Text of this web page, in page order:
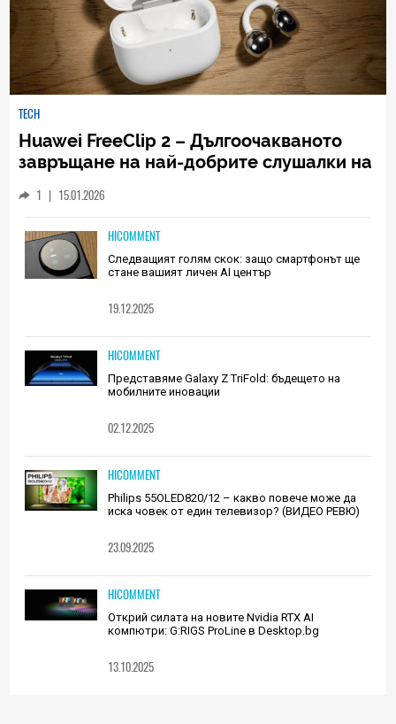
TECH
Huawei FreeClip 2 – Дългоочакваното
завръщане на най-добрите слушалки на
1 | 15.01.2026
HICOMMENT
Следващият голям скок: защо смартфонът ще
стане вашият личен AI център
19.12.2025
HICOMMENT
Представяме Galaxy Z TriFold: бъдещето на
мобилните иновации
02.12.2025
HICOMMENT
Philips 55OLED820/12 – какво повече може да
иска човек от един телевизор? (ВИДЕО РЕВЮ)
23.09.2025
HICOMMENT
Открий силата на новите Nvidia RTX AI
компютри: G:RIGS ProLine в Desktop.bg
13.10.2025